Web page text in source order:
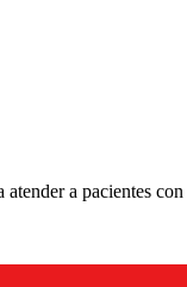
a pacientes